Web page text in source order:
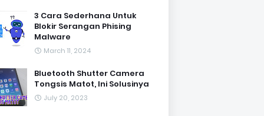
3 Cara Sederhana Untuk
Blokir Serangan Phising
Malware
March 11, 2024
Bluetooth Shutter Camera
Tongsis Matot, Ini Solusinya
July 20, 2023